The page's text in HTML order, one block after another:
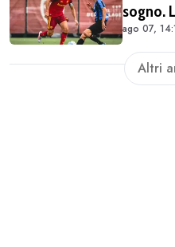
sogno.
dà una
(VIDEO)
ago 07,
Altri